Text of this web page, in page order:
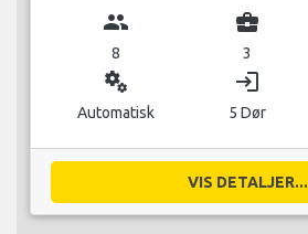
group
8
business_center
3
miscellaneous_services
Automatisk
login
5 Dør
VIS DETALJER...